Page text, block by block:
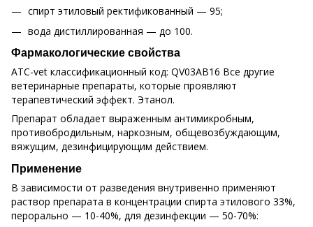
спирт этиловый ректификованный — 95;
вода дистиллированная — до 100.
Фармакологические свойства
ATC-vet классификационный код: QV03AB16 Все другие
ветеринарные препараты, которые проявляют
терапевтический эффект. Этанол.
Препарат обладает выраженным антимикробным,
противобродильным, наркозным, общевозбуждающим,
вяжущим, дезинфицирующим действием.
Применение
В зависимости от разведения внутривенно применяют
раствор препарата в концентрации спирта этилового 33%,
перорально — 10-40%, для дезинфекции — 50-70%: